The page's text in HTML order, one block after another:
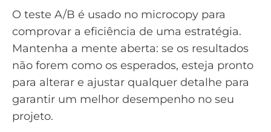
O teste A/B é usado no microcopy para
comprovar a eficiência de uma estratégia.
Mantenha a mente aberta: se os resultados
não forem como os esperados, esteja pronto
para alterar e ajustar qualquer detalhe para
garantir um melhor desempenho no seu
projeto.